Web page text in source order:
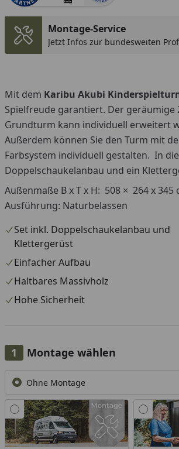
Montage-Service
Jetzt Infos zur bundesweiten
Mit dem Karibu Akubi
Spielfreude garantiert. Der geräumige
Grundturm kann individuell erweitert
Außerdem können Sie den Turm mit
Farbsystem individuell gestalten. In
Doppelschaukelanbau und ein
Außenmaße B x T x H: 508 × 264 x 345
Ausführung: Naturbelassen
Set inkl. Doppelschaukelanbau und
Klettergerüst
Einfacher Aufbau
Haltbares Massivholz
Hohe Sicherheit
Montage wählen
Ohne Montage